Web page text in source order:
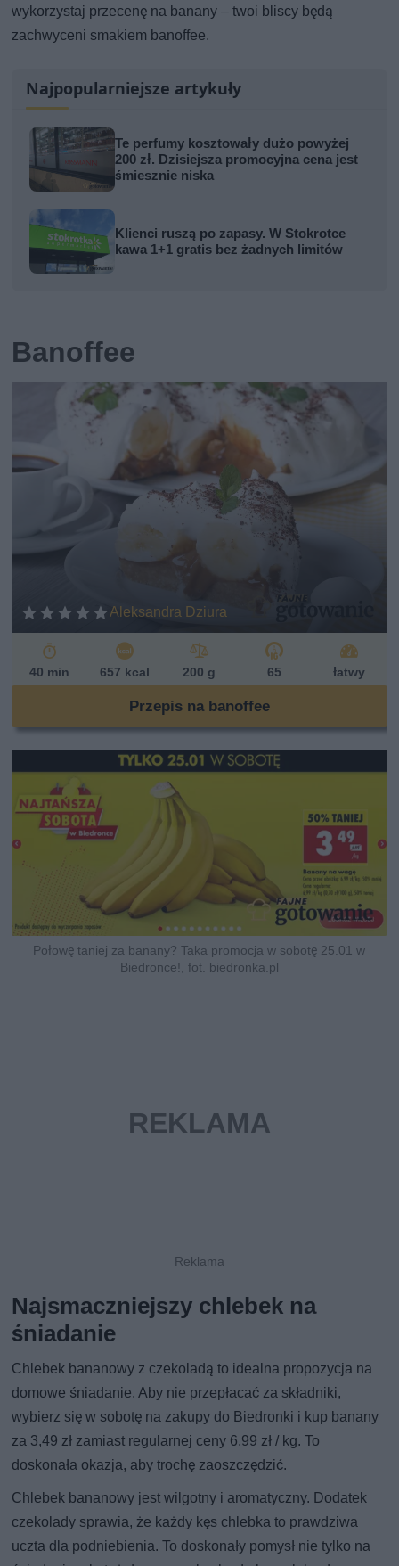
wykorzystaj przecenę na banany – twoi bliscy będą
zachwyceni smakiem banoffee.
Najpopularniejsze artykuły
Te perfumy kosztowały dużo powyżej
200 zł. Dzisiejsza promocyjna cena jest
śmiesznie niska
Klienci ruszą po zapasy. W Stokrotce
kawa 1+1 gratis bez żadnych limitów
Banoffee
Aleksandra Dziura
40 min 657 kcal 200 g 65 łatwy
Przepis na banoffee
Połowę taniej za banany? Taka promocja w sobotę 25.01 w
Biedronce!, fot. biedronka.pl
Najsmaczniejszy chlebek na
śniadanie
Chlebek bananowy z czekoladą to idealna propozycja na
domowe śniadanie. Aby nie przepłacać za składniki,
wybierz się w sobotę na zakupy do Biedronki i kup banany
za 3,49 zł zamiast regularnej ceny 6,99 zł / kg. To
doskonała okazja, aby trochę zaoszczędzić.
Chlebek bananowy jest wilgotny i aromatyczny. Dodatek
czekolady sprawia, że każdy kęs chlebka to prawdziwa
uczta dla podniebienia. To doskonały pomysł nie tylko na